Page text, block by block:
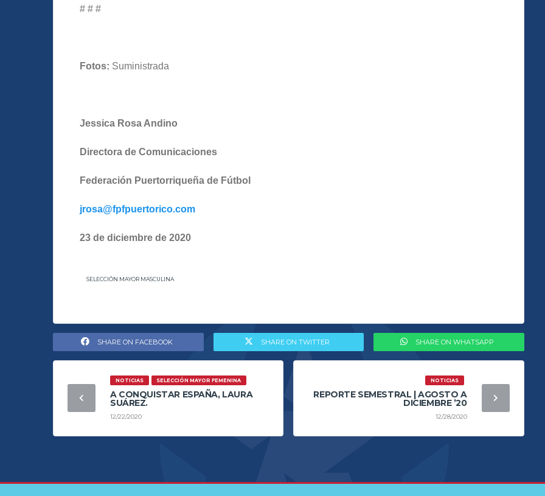
# # #
Fotos: Suministrada
Jessica Rosa Andino
Directora de Comunicaciones
Federación Puertorriqueña de Fútbol
jrosa@fpfpuertorico.com
23 de diciembre de 2020
SELECCIÓN MAYOR MASCULINA
SHARE ON FACEBOOK SHARE ON TWITTER SHARE ON WHATSAPP
NOTICIAS SELECCIÓN MAYOR FEMENINA
A CONQUISTAR ESPAÑA, LAURA
SUÁREZ.
12/22/2020
NOTICIAS
REPORTE SEMESTRAL | AGOSTO A
DICIEMBRE ’20
12/28/2020